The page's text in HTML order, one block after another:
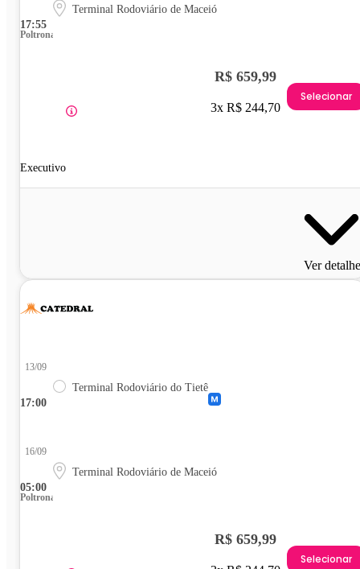
17:55
Terminal Rodoviário de Maceió
Poltrona
Executivo
R$ 659,99
3x R$ 244,70
Selecionar
Ver
17:00
13/09
Terminal Rodoviário do Tietê
05:00
16/09
Terminal Rodoviário de Maceió
Poltrona
R$ 659,99
Selecionar